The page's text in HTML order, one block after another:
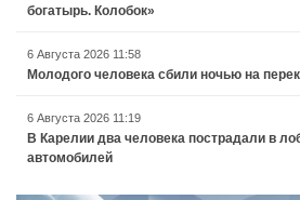
богатырь. Колобок»
6 Августа 2026 11:58
Молодого человека сбили ночью на
6 Августа 2026 11:19
В Карелии два человека пострадали в
автомобилей